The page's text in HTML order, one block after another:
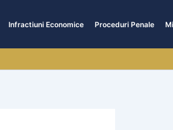
Infractiuni Economice Proceduri Penale